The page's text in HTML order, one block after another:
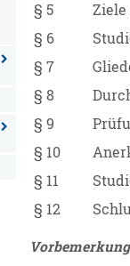
§ 5
Ziele
§ 6
§ 7
§ 8
§ 9
§ 10
§ 11
§ 12